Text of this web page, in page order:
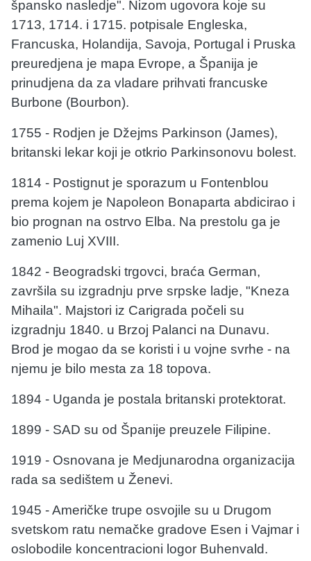
špansko nasledje". Nizom ugovora koje su
1713, 1714. i 1715. potpisale Engleska,
Francuska, Holandija, Savoja, Portugal i Pruska
preuredjena je mapa Evrope, a Španija je
prinudjena da za vladare prihvati francuske
Burbone (Bourbon).
1755 - Rodjen je Džejms Parkinson (James),
britanski lekar koji je otkrio Parkinsonovu bolest.
1814 - Postignut je sporazum u Fontenblou
prema kojem je Napoleon Bonaparta abdicirao i
bio prognan na ostrvo Elba. Na prestolu ga je
zamenio Luj XVIII.
1842 - Beogradski trgovci, braća German,
završila su izgradnju prve srpske ladje, "Kneza
Mihaila". Majstori iz Carigrada počeli su
izgradnju 1840. u Brzoj Palanci na Dunavu.
Brod je mogao da se koristi i u vojne svrhe - na
njemu je bilo mesta za 18 topova.
1894 - Uganda je postala britanski protektorat.
1899 - SAD su od Španije preuzele Filipine.
1919 - Osnovana je Medjunarodna organizacija
rada sa sedištem u Ženevi.
1945 - Američke trupe osvojile su u Drugom
svetskom ratu nemačke gradove Esen i Vajmar i
oslobodile koncentracioni logor Buhenvald.